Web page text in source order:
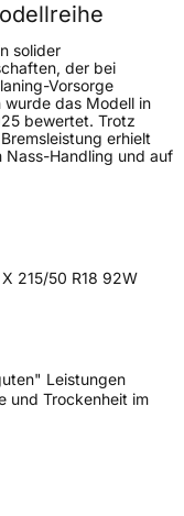
solider
der bei
Vorsorge
wurde das Modell in
bewertet. Trotz
erhielt
Nass-Handling und auf
215/50 R18 92W
Leistungen
und Trockenheit im